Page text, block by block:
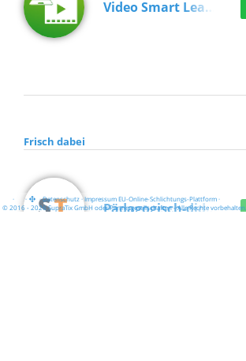
Video Smart Lea…
Frisch dabei
Pädagogisch-did…
· · ·Datenschutz·Impressum EU-Online-Schlichtungs-Plattform·
© 2016 - 2026 SupraTix GmbH oder Partnergesellschaften - Alle Rechte vorbehalten.